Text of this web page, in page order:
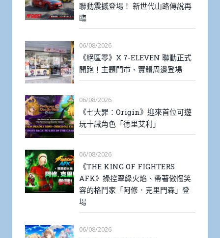
聯動震撼登場！ 新世代山路傳說再
臨
06/08/2026
《絕區零》X 7-ELEVEN 聯動正式
開跑！主題門市、實體周邊登場
06/08/2026
《七大罪：Origin》迎來首位可遊
玩十誡角色「德里艾利」
06/08/2026
《THE KING OF FIGHTERS
AFK》操控翠綠火焰、帶著傲慢笑
容的格鬥家「阿修．克里門森」登
場
06/08/2026